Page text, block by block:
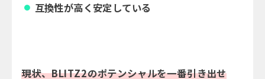
互換性が高く安定している
現状、BLITZ2のポテンシャルを一番引き出せ